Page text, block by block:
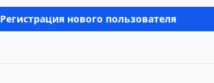
Регистрация нового пользователя